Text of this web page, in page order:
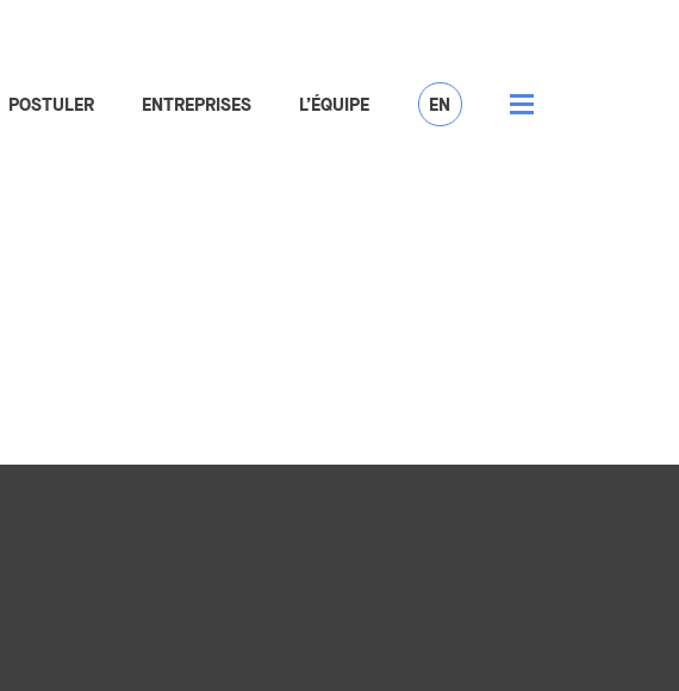
POSTULER ENTREPRISES L’ÉQUIPE EN